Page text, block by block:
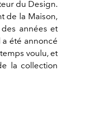
du Design.
de la Maison,
années et
a été annoncé
voulu, et
la collection